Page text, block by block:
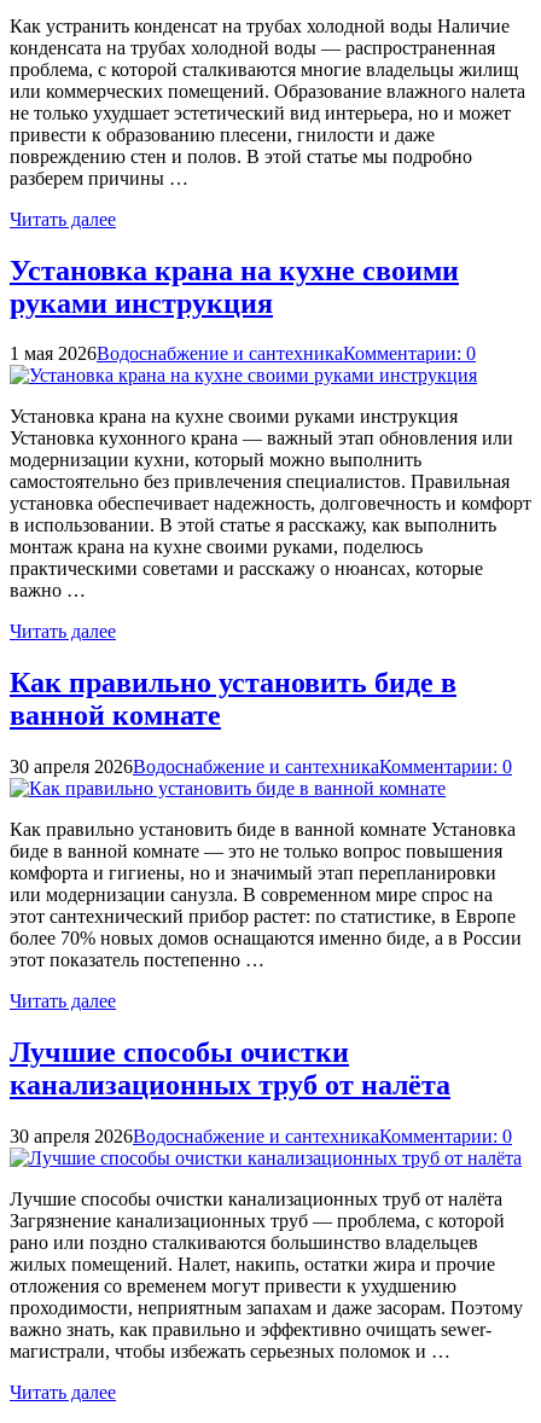
Как устранить конденсат на трубах холодной воды Наличие
конденсата на трубах холодной воды — распространенная
проблема, с которой сталкиваются многие владельцы жилищ
или коммерческих помещений. Образование влажного налета
не только ухудшает эстетический вид интерьера, но и может
привести к образованию плесени, гнилости и даже
повреждению стен и полов. В этой статье мы подробно
разберем причины …
Читать далее
Установка крана на кухне своими
руками инструкция
1 мая 2026Водоснабжение и сантехникаКомментарии: 0
Установка крана на кухне своими руками инструкция
Установка кухонного крана — важный этап обновления или
модернизации кухни, который можно выполнить
самостоятельно без привлечения специалистов. Правильная
установка обеспечивает надежность, долговечность и комфорт
в использовании. В этой статье я расскажу, как выполнить
монтаж крана на кухне своими руками, поделюсь
практическими советами и расскажу о нюансах, которые
важно …
Читать далее
Как правильно установить биде в
ванной комнате
30 апреля 2026Водоснабжение и сантехникаКомментарии: 0
Как правильно установить биде в ванной комнате Установка
биде в ванной комнате — это не только вопрос повышения
комфорта и гигиены, но и значимый этап перепланировки
или модернизации санузла. В современном мире спрос на
этот сантехнический прибор растет: по статистике, в Европе
более 70% новых домов оснащаются именно биде, а в России
этот показатель постепенно …
Читать далее
Лучшие способы очистки
канализационных труб от налёта
30 апреля 2026Водоснабжение и сантехникаКомментарии: 0
Лучшие способы очистки канализационных труб от налёта
Загрязнение канализационных труб — проблема, с которой
рано или поздно сталкиваются большинство владельцев
жилых помещений. Налет, накипь, остатки жира и прочие
отложения со временем могут привести к ухудшению
проходимости, неприятным запахам и даже засорам. Поэтому
важно знать, как правильно и эффективно очищать sewer-
магистрали, чтобы избежать серьезных поломок и …
Читать далее